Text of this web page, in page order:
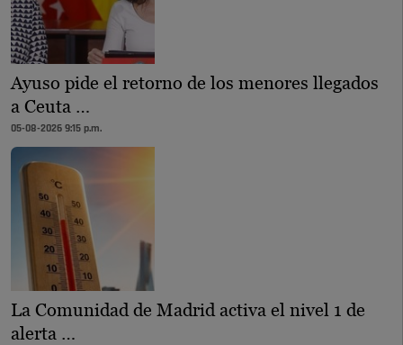
Ayuso pide el retorno de los menores llegados
a Ceuta …
05-08-2026 9:15 p.m.
La Comunidad de Madrid activa el nivel 1 de
alerta …